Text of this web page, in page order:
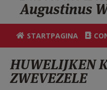
KERK
VIERINGEN
ZOEKEN
Augustinus
STARTPAGINA
HUWELIJKEN
ZWEVEZELE